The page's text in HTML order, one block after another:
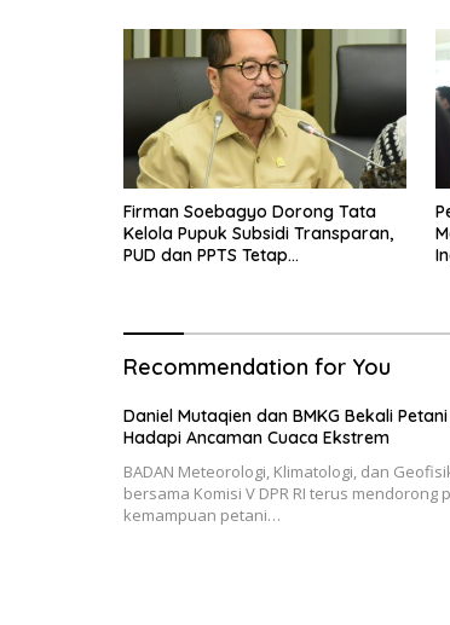
Firman Soebagyo Dorong Tata
Kelola Pupuk Subsidi Transparan,
PUD dan PPTS Tetap
Recommendation for You
Daniel Mutaqien dan BMKG Bekali
Hadapi Ancaman Cuaca Ekstrem
BADAN Meteorologi, Klimatologi, dan
bersama Komisi V DPR RI terus mendorong
kemampuan petani…